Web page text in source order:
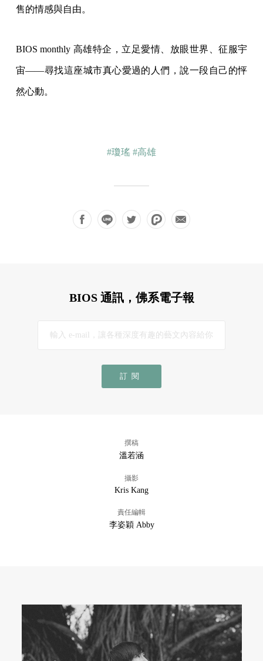
售的情感與自由。
BIOS monthly 高雄特企，立足愛情、放眼世界、征服宇
宙——尋找這座城市真心愛過的人們，說一段自己的怦
然心動。
#瓊瑤 #高雄
BIOS 通訊，佛系電子報
訂閱
撰稿
溫若涵
攝影
Kris Kang
責任編輯
李姿穎 Abby